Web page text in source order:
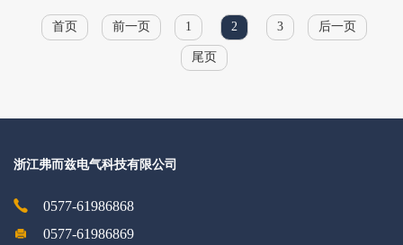
首页 前一页 1 2 3 后一页
尾页
浙江弗而兹电气科技有限公司
0577-61986868
0577-61986869